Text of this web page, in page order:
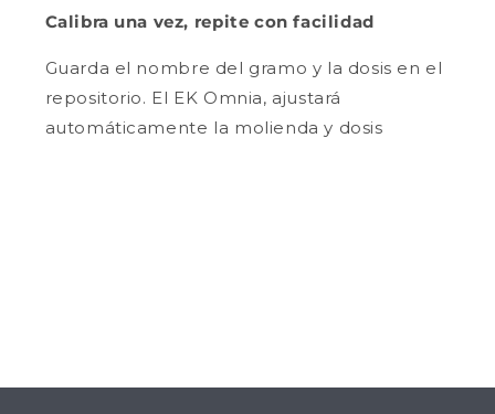
Calibra una vez, repite con facilidad
Guarda el nombre del gramo y la dosis en el
repositorio. El EK Omnia, ajustará
automáticamente la molienda y dosis